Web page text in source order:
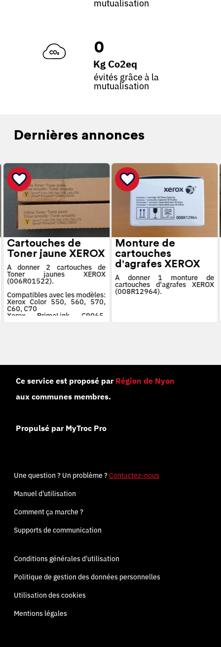
mutualisation
0
Kg Co2eq
évités grâce à la
mutualisation
Dernières annonces
Cartouches de
Toner jaune XEROX
À donner 2 cartouches de
Toner jaunes XEROX
(006R01522).
Compatibles avec les modèles:
Xerox Color 550, 560, 570,
C60, C70
Xerox PrimeLink C9065,
C9070
Monture de
cartouches
d'agrafes XEROX
À donner 1 monture de
cartouches d'agrafes XEROX
(008R12964).
Ce service est proposé par Région de Nyon
aux communes membres.
Propulsé par MyTroc Pro
Une question ? Un problème ?Contactez-nous
Manuel d'utilisation
Comment ça marche ?
Supports de communication
Conditions générales d'utilisation
Politique de gestion des données personnelles
Utilisation des cookies
Mentions légales